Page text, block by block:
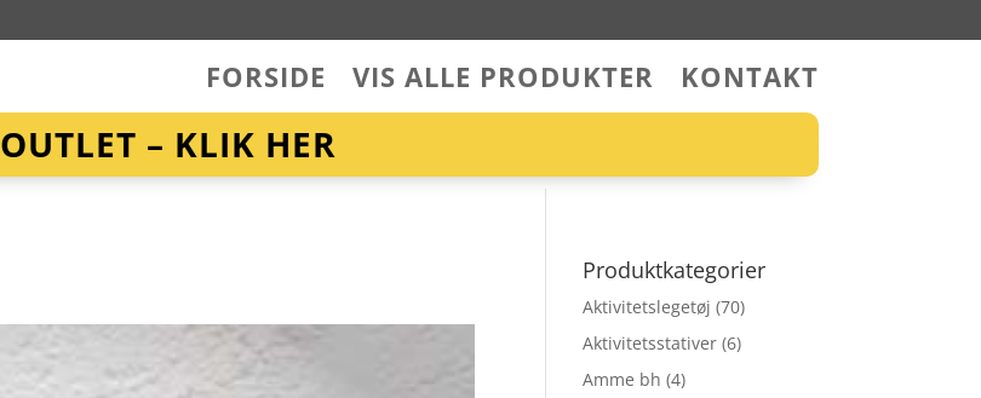
FORSIDE VIS ALLE PRODUKTER KONTAKT
OUTLET – KLIK HER
Produktkategorier
Aktivitetslegetøj (70)
Aktivitetsstativer (6)
Amme bh (4)